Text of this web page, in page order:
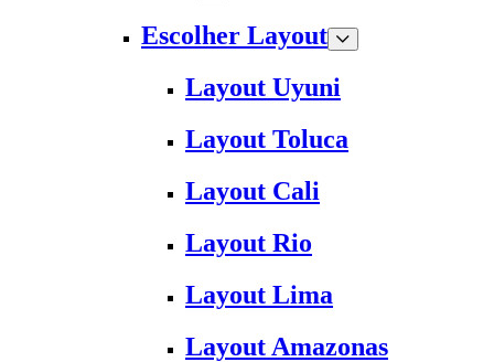
Escolher Layout
Layout Uyuni
Layout Toluca
Layout Cali
Layout Rio
Layout Lima
Layout Amazonas